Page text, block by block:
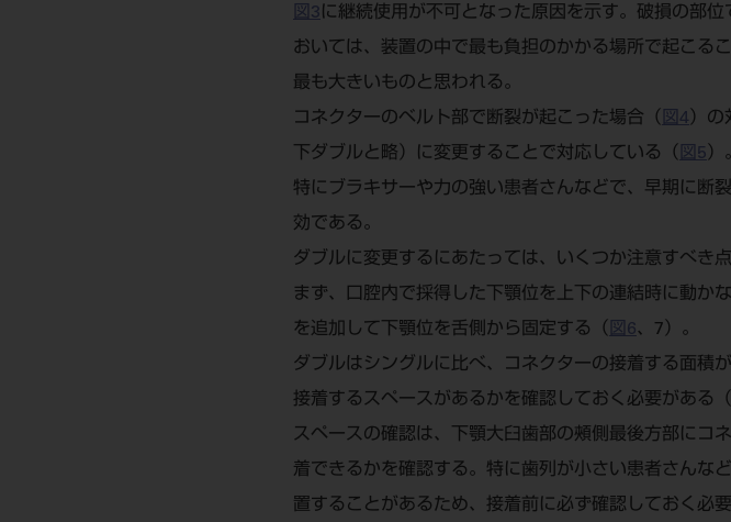
図3 に継続使用が不可となった原因を示す。破損の部
おいては、装置の中で最も負担のかかる場所で起こる
最も大きいものと思われる。
コネクターのベルト部で断裂が起こった場合（ 図4 ）の
下ダブルと略）に変更することで対応している（ 図5 ）
特にブラキサーや力の強い患者さんなどで、早期に断
効である。
ダブルに変更するにあたっては、いくつか注意すべき
まず、口腔内で採得した下顎位を上下の連結時に動か
を追加して下顎位を舌側から固定する（ 図6、7）。
ダブルはシングルに比べ、コネクターの接着する面積
接着するスペースがあるかを確認しておく必要がある（
スペースの確認は、下顎大臼歯部の頰側最後方部にコ
着できるかを確認する。特に歯列が小さい患者さんな
置することがあるため、接着前に必ず確認しておく必要